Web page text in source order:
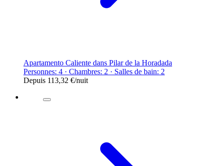
Apartamento Caliente dans Pilar de la Horadada
Personnes: 4 · Chambres: 2 · Salles de bain: 2
Depuis 113,32 €/nuit